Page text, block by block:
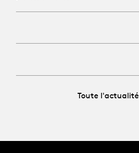
Toute l'actualité